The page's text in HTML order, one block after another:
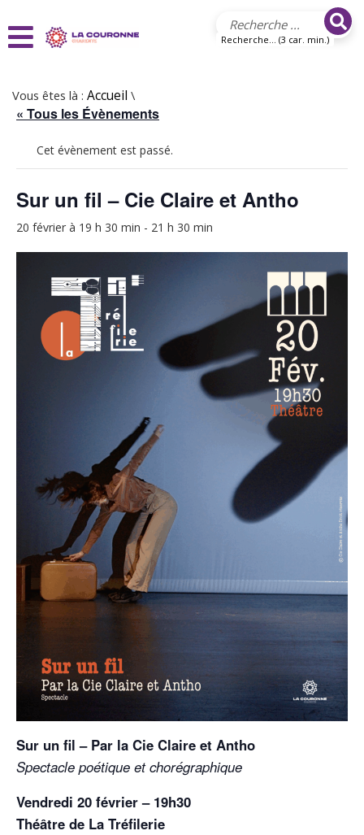
Recherche... (3 car. min.)
Vous êtes là : Accueil \
« Tous les Évènements
Cet évènement est passé.
Sur un fil – Cie Claire et Antho
20 février à 19 h 30 min - 21 h 30 min
Sur un fil – Par la Cie Claire et Antho
Spectacle poétique et chorégraphique
Vendredi 20 février – 19h30
Théâtre de La Tréfilerie